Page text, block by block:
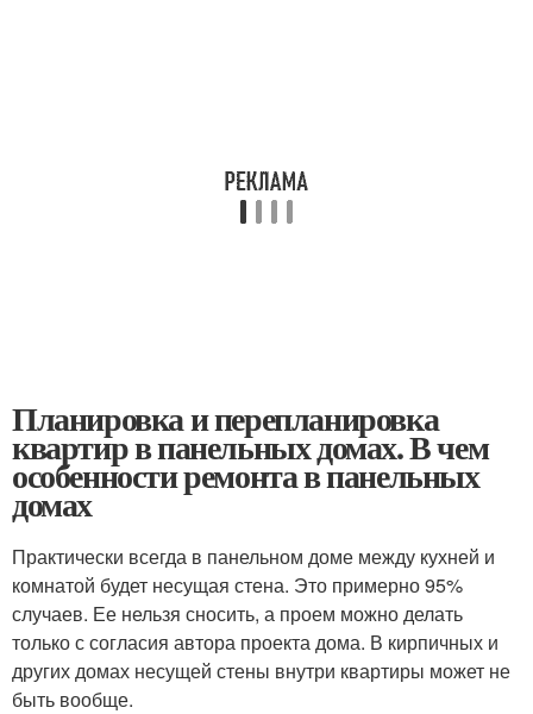
Планировка и перепланировка
квартир в панельных домах. В чем
особенности ремонта в панельных
домах
Практически всегда в панельном доме между кухней и
комнатой будет несущая стена. Это примерно 95%
случаев. Ее нельзя сносить, а проем можно делать
только с согласия автора проекта дома. В кирпичных и
других домах несущей стены внутри квартиры может не
быть вообще.